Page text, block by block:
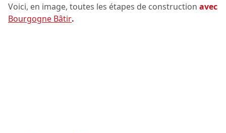
Voici, en image, toutes les étapes de construction avec
Bourgogne Bâtir.